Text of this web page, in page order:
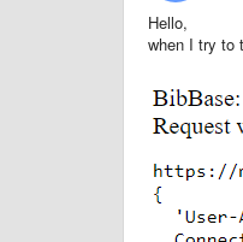
Hello,
when I try to